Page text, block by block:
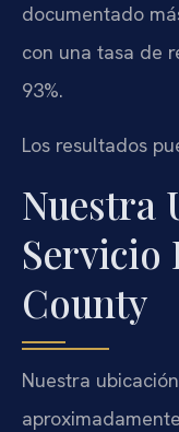
documentado
con una tasa de
93%.
Los resultados
Nuestra
Servicio
County
Nuestra